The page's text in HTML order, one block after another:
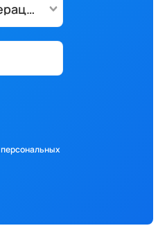
Филиал на Федерации
персональных